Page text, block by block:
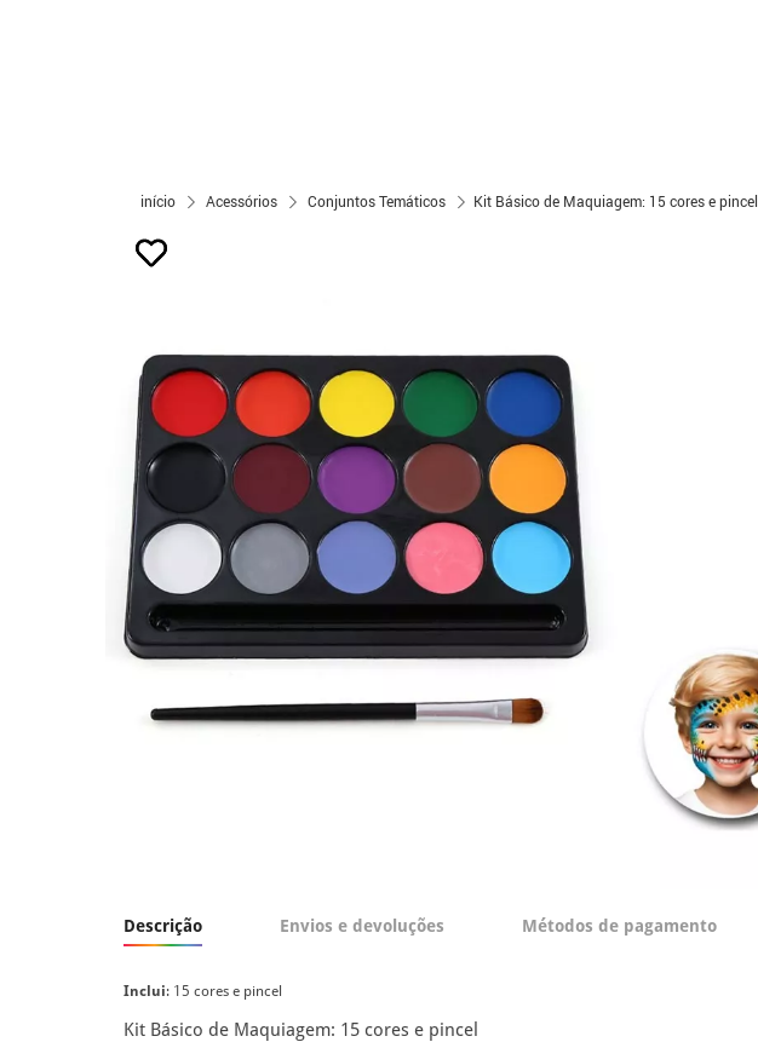
início Acessórios Conjuntos Temáticos Kit Básico de Maquiagem: 15 cores e pincel
Descrição Envios e devoluções Métodos de pagamento
Inclui: 15 cores e pincel
Kit Básico de Maquiagem: 15 cores e pincel